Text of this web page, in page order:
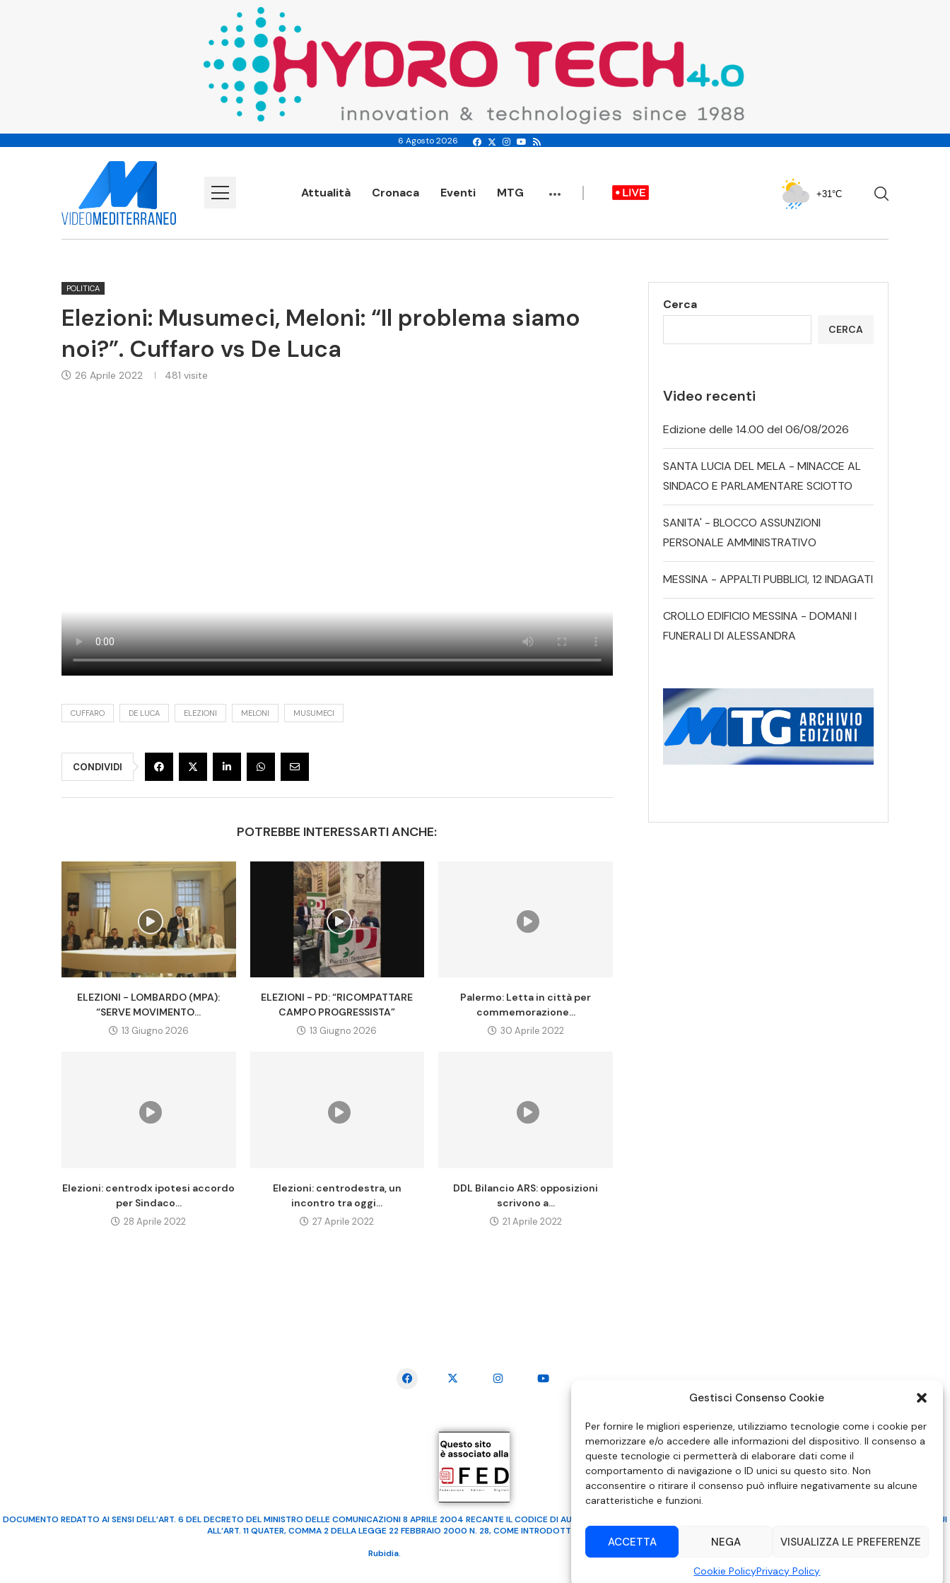
Gestisci Consenso Cookie
Per fornire le migliori esperienze, utilizziamo tecnologie come i cookie per
memorizzare e/o accedere alle informazioni del dispositivo. Il consenso a
queste tecnologie ci permetterà di elaborare dati come il
comportamento di navigazione o ID unici su questo sito. Non
acconsentire o ritirare il consenso può influire negativamente su alcune
caratteristiche e funzioni.
ACCETTA NEGA VISUALIZZA LE PREFERENZE
Cookie PolicyPrivacy Policy
6 Agosto 2026
Attualità Cronaca Eventi MTG ... +31°C
POLITICA
Elezioni: Musumeci, Meloni: “Il problema siamo
noi?”. Cuffaro vs De Luca
26 Aprile 2022 481 visite
CUFFARO DE LUCA ELEZIONI MELONI MUSUMECI
CONDIVIDI
POTREBBE INTERESSARTI ANCHE:
ELEZIONI - LOMBARDO (MPA):
“SERVE MOVIMENTO...
13 Giugno 2026
ELEZIONI - PD: “RICOMPATTARE
CAMPO PROGRESSISTA”
13 Giugno 2026
Palermo: Letta in città per
commemorazione...
30 Aprile 2022
Elezioni: centrodx ipotesi accordo
per Sindaco...
28 Aprile 2022
Elezioni: centrodestra, un
incontro tra oggi...
27 Aprile 2022
DDL Bilancio ARS: opposizioni
scrivono a...
21 Aprile 2022
Cerca
CERCA
Video recenti
Edizione delle 14.00 del 06/08/2026
SANTA LUCIA DEL MELA - MINACCE AL
SINDACO E PARLAMENTARE SCIOTTO
SANITA' - BLOCCO ASSUNZIONI
PERSONALE AMMINISTRATIVO
MESSINA - APPALTI PUBBLICI, 12 INDAGATI
CROLLO EDIFICIO MESSINA - DOMANI I
FUNERALI DI ALESSANDRA
DOCUMENTO REDATTO AI SENSI DELL’ART. 6 DEL DECRETO DEL MINISTRO DELLE COMUNICAZIONI 8 APRILE 2004 RECANTE IL CODICE DI AUTOREGOLAMENTAZIONE IN MATERIA DI ATTUAZIONE DEL PRINCIPIO DEL PLURALISMO, DI CUI
ALL’ART. 11 QUATER, COMMA 2 DELLA LEGGE 22 FEBBRAIO 2000 N. 28, COME INTRODOTTO DALLA LEGGE 6 NOVEMBRE 2003, N. 313
Rubidia. Tutti i diritti riservati | RVM Srl – SS 115 Km 339,500 – Modica (RG) | P.Iva 00857190888.